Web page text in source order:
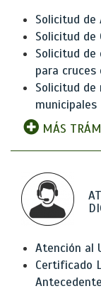
Solicitud de
Solicitud de
Solicitud de
para cruces
Solicitud
municipales
MÁS
Atención al
Certificado